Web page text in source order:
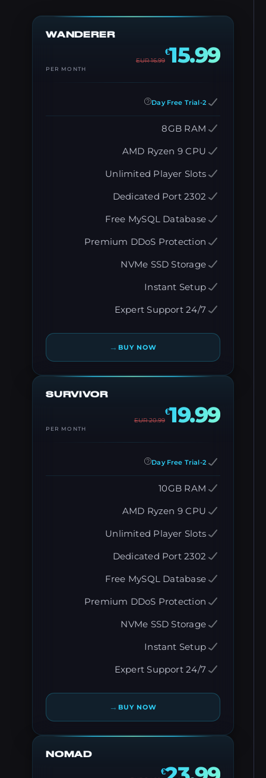
WANDERER
€15.99
16.99
PER MONTH
8GB RAM
AMD Ryzen 9 CPU
Unlimited Player Slots
Dedicated Port 2302
Free MySQL Database
Premium DDoS Protection
NVMe SSD Storage
Instant Setup
24/7 Expert Support
BUY NOW
→
SURVIVOR
€19.99
20.99
EUR
PER MONTH
10GB RAM
AMD Ryzen 9 CPU
Unlimited Player Slots
Dedicated Port 2302
Free MySQL Database
Premium DDoS Protection
NVMe SSD Storage
Instant Setup
24/7 Expert Support
BUY NOW
→
NOMAD
€